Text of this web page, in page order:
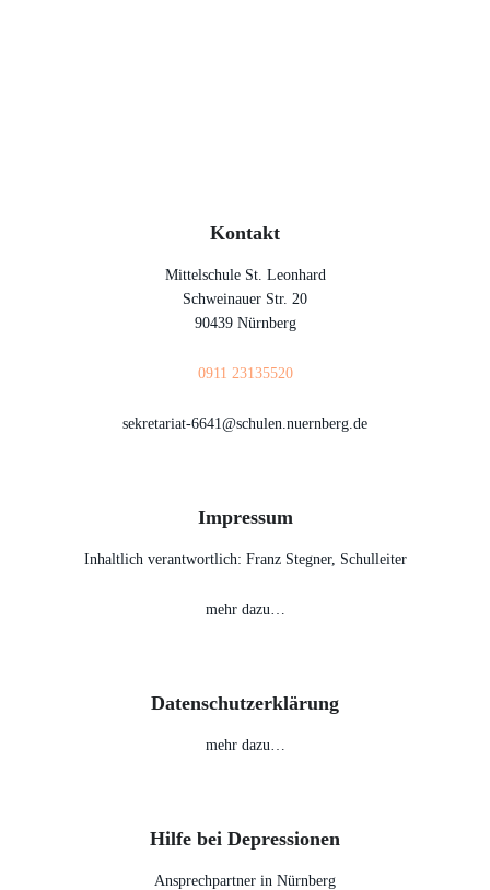
Kontakt
Mittelschule St. Leonhard
Schweinauer Str. 20
90439 Nürnberg
0911 23135520
sekretariat-6641@schulen.nuernberg.de
Impressum
Inhaltlich verantwortlich: Franz Stegner, Schulleiter
mehr dazu…
Datenschutzerklärung
mehr dazu…
Hilfe bei Depressionen
Ansprechpartner in Nürnberg